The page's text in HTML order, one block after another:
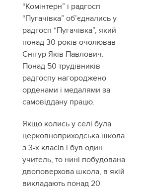
“Комінтерн” і радгосп
“Пугачівка” об’єднались у
радгосп “Пугачівка”, який
понад 30 років очолював
Снігур Яків Павлович.
Понад 50 трудівників
радгоспу нагороджено
орденами і медалями за
самовіддану працю.
Якщо колись у селі була
церковноприходська школа
з 3-х класів і був один
учитель, то нині побудована
двоповерхова школа, в якій
викладають понад 20